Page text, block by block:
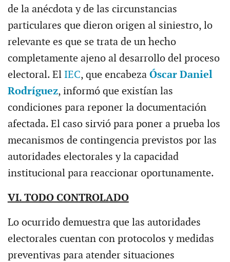
de la anécdota y de las circunstancias
particulares que dieron origen al siniestro, lo
relevante es que se trata de un hecho
completamente ajeno al desarrollo del proceso
electoral. El IEC, que encabeza Óscar Daniel
Rodríguez, informó que existían las
condiciones para reponer la documentación
afectada. El caso sirvió para poner a prueba los
mecanismos de contingencia previstos por las
autoridades electorales y la capacidad
institucional para reaccionar oportunamente.
VI. TODO CONTROLADO
Lo ocurrido demuestra que las autoridades
electorales cuentan con protocolos y medidas
preventivas para atender situaciones